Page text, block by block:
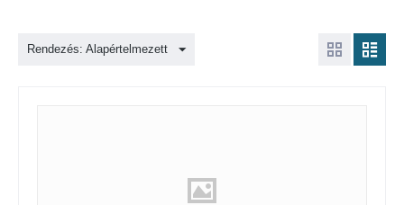
Rendezés: Alapértelmezett